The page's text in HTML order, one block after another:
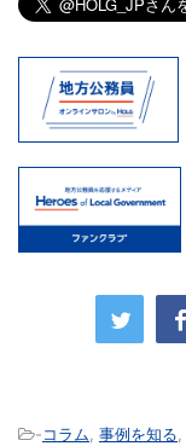
-コラム, 事例を知る,